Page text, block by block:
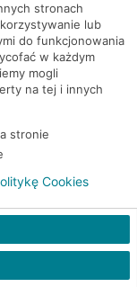
Cash)
(Euronet)
(Euronet)
(Euronet)
stronach
lub
do funkcjonowania
w każdym
mogli
na tej i innych
stronie
Cookies